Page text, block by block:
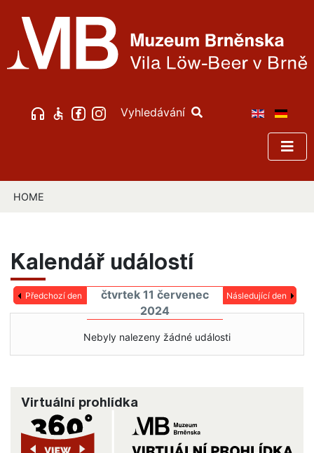
Vyhledávání
HOME
Kalendář událostí
Předchozí den
čtvrtek 11 červenec
2024
Následující den
Nebyly nalezeny žádné události
Virtuální prohlídka